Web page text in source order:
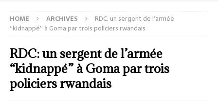
HOME ARCHIVES
RDC: un sergent de l’armée
“kidnappé” à Goma par trois policiers rwandais
RDC: un sergent de l’armée
“kidnappé” à Goma par trois
policiers rwandais